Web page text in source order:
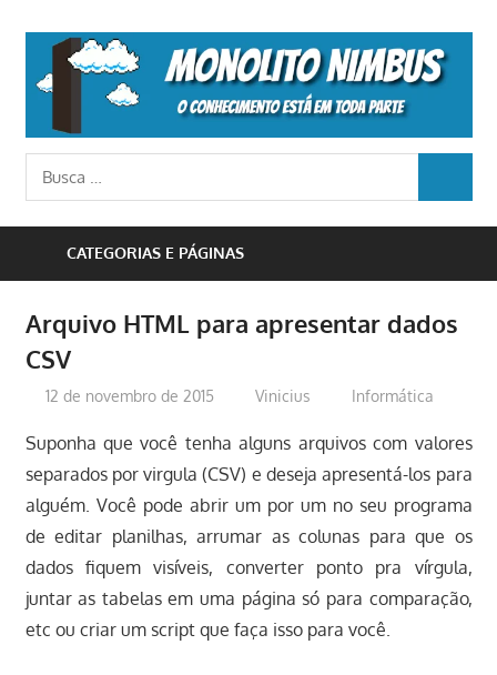
content
o
conhecimento
Busca
para:
CATEGORIAS E PÁGINAS
Arquivo HTML para apresentar dados
CSV
12 de novembro de 2015 Vinicius Informática
Suponha que você tenha alguns arquivos com valores
separados por virgula (CSV) e deseja apresentá-los para
alguém. Você pode abrir um por um no seu programa
de editar planilhas, arrumar as colunas para que os
dados fiquem visíveis, converter ponto pra vírgula,
juntar as tabelas em uma página só para comparação,
etc ou criar um script que faça isso para você.